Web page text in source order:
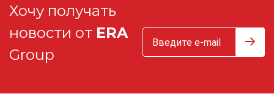
Хочу получать
новости от ERA
Group